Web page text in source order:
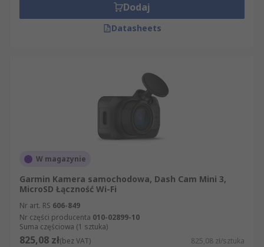
Dodaj
Datasheets
W magazynie
Garmin Kamera samochodowa, Dash Cam Mini 3,
MicroSD Łączność Wi-Fi
Nr art. RS 606-849
Nr części producenta 010-02899-10
Suma częściowa (1 sztuka)
825,08 zł(bez VAT) 825,08 zł/sztuka